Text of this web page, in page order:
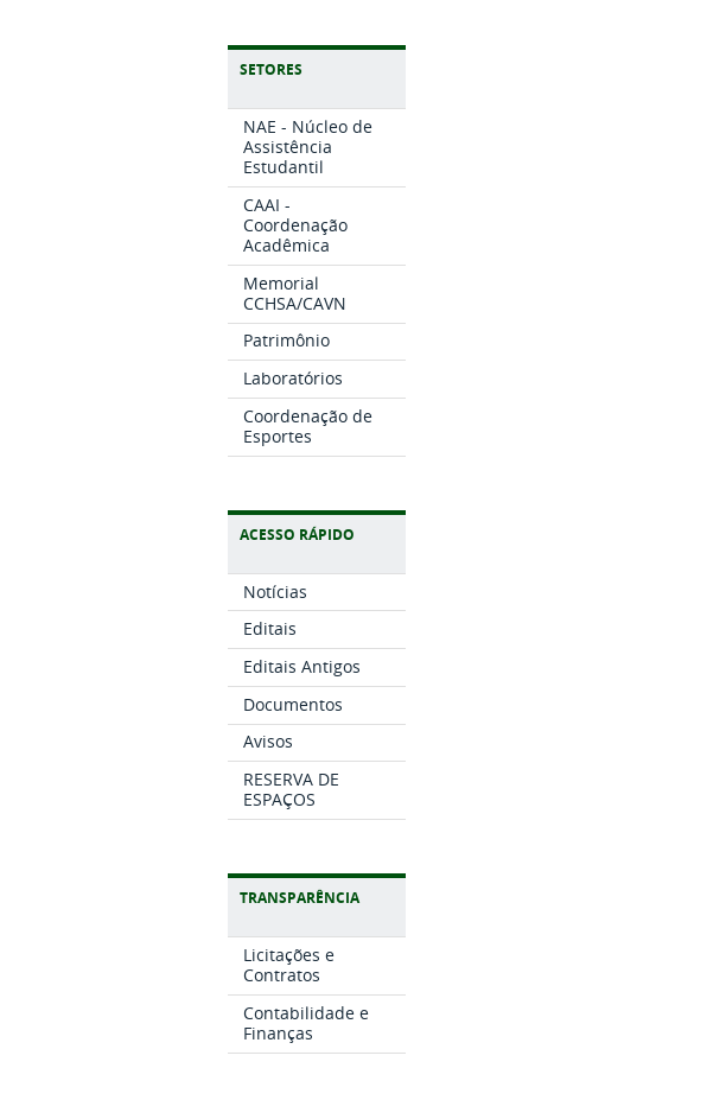
SETORES
NAE - Núcleo de
Assistência
Estudantil
CAAI -
Coordenação
Acadêmica
Memorial
CCHSA/CAVN
Patrimônio
Laboratórios
Coordenação de
Esportes
ACESSO RÁPIDO
Notícias
Editais
Editais Antigos
Documentos
Avisos
RESERVA DE
ESPAÇOS
TRANSPARÊNCIA
Licitações e
Contratos
Contabilidade e
Finanças